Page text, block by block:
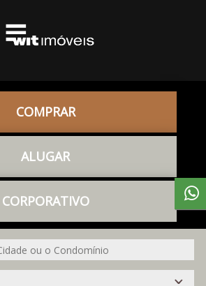
COMPRAR
ALUGAR
CORPORATIVO